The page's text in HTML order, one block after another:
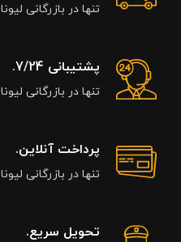
تنها در بازرگانی لیونا
پشتیبانی 7/24.
تنها در بازرگانی لیونا
پرداخت آنلاین.
تنها در بازرگانی لیونا
تحویل سریع.